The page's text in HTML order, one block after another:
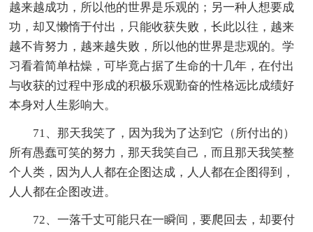
越来越成功，所以他的世界是乐观的；另一种人想要成
功，却又懒惰于付出，只能收获失败，长此以往，越来
越不肯努力，越来越失败，所以他的世界是悲观的。学
习看着简单枯燥，可毕竟占据了生命的十几年，在付出
与收获的过程中形成的积极乐观勤奋的性格远比成绩好
本身对人生影响大。
71、那天我笑了，因为我为了达到它（所付出的）
所有愚蠢可笑的努力，那天我笑自己，而且那天我笑整
个人类，因为人人都在企图达成，人人都在企图得到，
人人都在企图改进。
72、一落千丈可能只在一瞬间，要爬回去，却要付